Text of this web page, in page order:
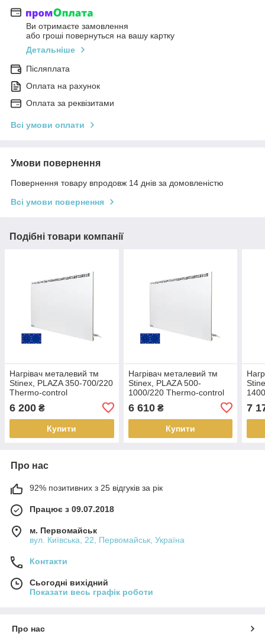
Ви отримаєте замовлення
або гроші повернуться на вашу картку
Детальніше
Післяплата
Оплата на рахунок
Оплата за реквізитами
Всі умови оплати
Умови повернення
Повернення товару впродовж 14 днів за домовленістю
Всі умови повернення
Подібні товари компанії
Нагрівач металевий тм
Stinex, PLAZA 350-700/220
Thermo-control
6 200 ₴
Купити
Нагрівач металевий тм
Stinex, PLAZA 500-
1000/220 Thermo-control
6 610₴
Купити
7
Про нас
92% позитивних з 25 відгуків за рік
Працює з 09.07.2018
м. Первомайськ
вул. Київська, 22, Первомайськ, Україна
Контакти
Сьогодні вихідний
Показати весь графік роботи
Про нас